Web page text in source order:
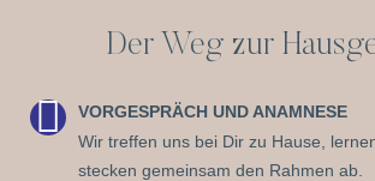
Der Weg zur
VORGESPRÄCH UND ANAMNESE
Wir treffen uns bei Dir zu Hause,
stecken gemeinsam den Rahmen ab.